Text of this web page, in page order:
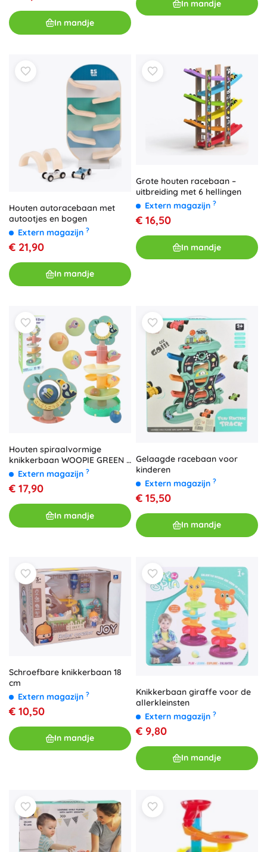
In mandje
In mandje
Houten autoracebaan met
autootjes en bogen
Extern magazijn ?
€ 21,90
In mandje
Grote houten racebaan –
uitbreiding met 6 hellingen
Extern magazijn ?
€ 16,50
In mandje
Houten spiraalvormige
knikkerbaan WOOPIE GREEN 6
delenExtern magazijn ?
€ 17,90
In mandje
Gelaagde racebaan voor
kinderen
Extern magazijn ?
€ 15,50
In mandje
Schroefbare knikkerbaan 18
cm
Extern magazijn ?
€ 10,50
In mandje
Knikkerbaan giraffe voor de
allerkleinsten
Extern magazijn ?
€ 9,80
In mandje